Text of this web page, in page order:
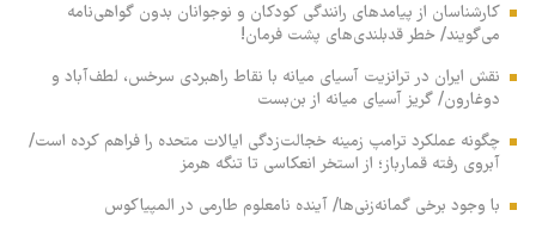
کارشناسان از پیامدهای رانندگی کودکان و نوجوانان بدون گواهی‌نامه
می‌گویند/ خطر قدبلندی‌های پشت فرمان!
نقش ایران در ترانزیت آسیای میانه با نقاط راهبردی سرخس، لطف‌آباد و
دوغارون/ گریز آسیای میانه از بن‌بست
چگونه عملکرد ترامپ زمینه خجالت‌زدگی ایالات متحده را فراهم کرده است/
آبروی رفته قمارباز؛ از استخر انعکاسی تا تنگه هرمز
با وجود برخی گمانه‌زنی‌ها/ آینده نامعلوم طارمی در المپیاکوس